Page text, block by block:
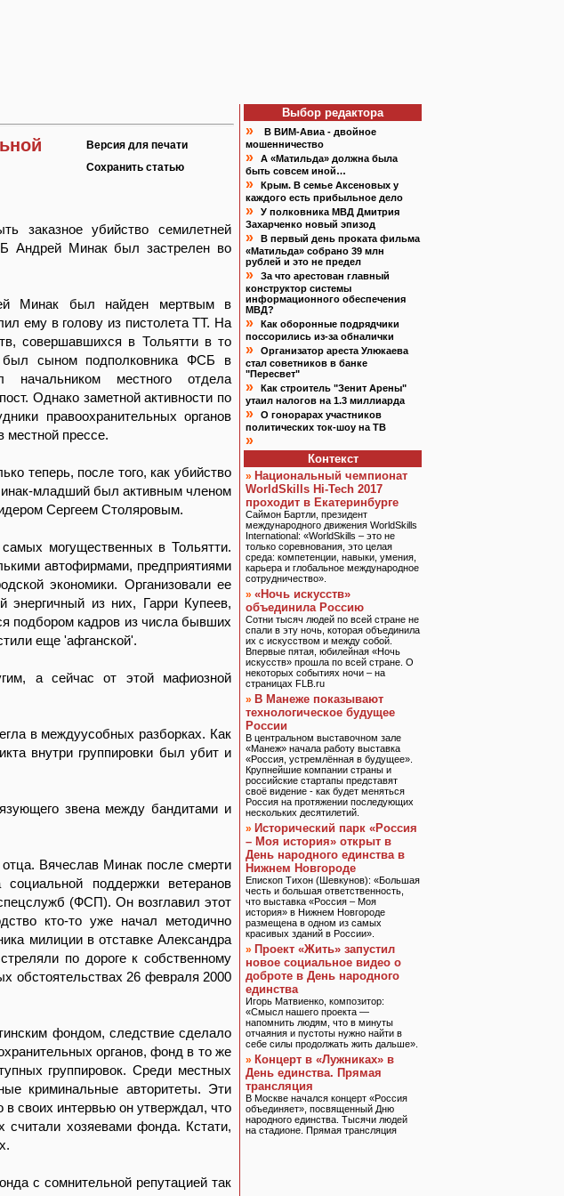
Версия для печати
Сохранить статью
заказное убийство семилетней
Андрей Минак был застрелен во
Минак был найден мертвым в
ему в голову из пистолета ТТ. На
совершавшихся в Тольятти в то
сыном подполковника ФСБ в
начальником местного отдела
Однако заметной активности по
правоохранительных органов
местной прессе.
теперь, после того, как убийство
младший был активным членом
Сергеем Столяровым.
могущественных в Тольятти.
автофирмами, предприятиями
экономики. Организовали ее
из них, Гарри Купеев,
подбором кадров из числа бывших
еще 'афганской'.
а сейчас от этой мафиозной
в междуусобных разборках. Как
внутри группировки был убит и
звена между бандитами и
Вячеслав Минак после смерти
поддержки ветеранов
(ФСП). Он возглавил этот
кто-то уже начал методично
милиции в отставке Александра
по дороге к собственному
обстоятельствах 26 февраля 2000
фондом, следствие сделало
органов, фонд в то же
группировок. Среди местных
криминальные авторитеты. Эти
своих интервью он утверждал, что
считали хозяевами фонда. Кстати,
с сомнительной репутацией так
Выбор редактора
»
В ВИМ-Авиа - двойное
мошенничество
»
А «Матильда» должна была
быть совсем иной…
»
Крым. В семье Аксеновых у
каждого есть прибыльное дело
»
У полковника МВД Дмитрия
Захарченко новый эпизод
»
В первый день проката фильма
«Матильда» собрано 39 млн
рублей и это не предел
»
За что арестован главный
конструктор системы
информационного обеспечения
МВД?
»
Как оборонные подрядчики
поссорились из-за обналички
»
Организатор ареста Улюкаева
стал советников в банке
"Пересвет"
»
Как строитель "Зенит Арены"
утаил налогов на 1.3 миллиарда
»
О гонорарах участников
политических ток-шоу на ТВ
»
Контекст
» Национальный чемпионат
WorldSkills Hi-Tech 2017
проходит в Екатеринбурге
Саймон Бартли, президент
международного движения WorldSkills
International: «WorldSkills – это не
только соревнования, это целая
среда: компетенции, навыки, умения,
карьера и глобальное международное
сотрудничество».
» «Ночь искусств»
объединила Россию
Сотни тысяч людей по всей стране не
спали в эту ночь, которая объединила
их с искусством и между собой.
Впервые пятая, юбилейная «Ночь
искусств» прошла по всей стране. О
некоторых событиях ночи – на
страницах FLB.ru
» В Манеже показывают
технологическое будущее
России
В центральном выставочном зале
«Манеж» начала работу выставка
«Россия, устремлённая в будущее».
Крупнейшие компании страны и
российские стартапы представят
своё видение - как будет меняться
Россия на протяжении последующих
нескольких десятилетий.
» Исторический парк «Россия
– Моя история» открыт в
День народного единства в
Нижнем Новгороде
Епископ Тихон (Шевкунов): «Большая
честь и большая ответственность,
что выставка «Россия – Моя
история» в Нижнем Новгороде
размещена в одном из самых
красивых зданий в России».
» Проект «Жить» запустил
новое социальное видео о
доброте в День народного
единства
Игорь Матвиенко, композитор:
«Смысл нашего проекта —
напомнить людям, что в минуты
отчаяния и пустоты нужно найти в
себе силы продолжать жить дальше».
» Концерт в «Лужниках» в
День единства. Прямая
трансляция
В Москве начался концерт «Россия
объединяет», посвященный Дню
народного единства. Тысячи людей
на стадионе. Прямая трансляция